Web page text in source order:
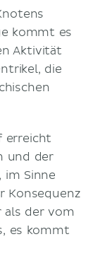
kommt es
Aktivität
die
erreicht
und der
im Sinne
Konsequenz
als der vom
es kommt